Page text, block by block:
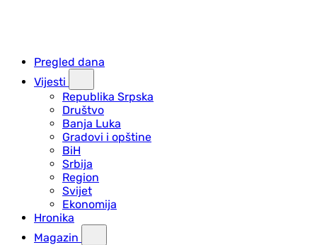
Pregled dana
Vijesti
Republika Srpska
Društvo
Banja Luka
Gradovi i opštine
BiH
Srbija
Region
Svijet
Ekonomija
Hronika
Magazin